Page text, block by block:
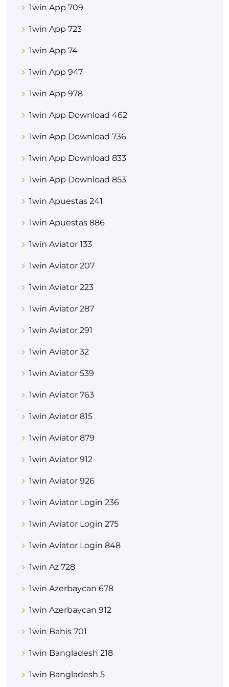
1win App 709
1win App 723
1win App 74
1win App 947
1win App 978
1win App Download 462
1win App Download 736
1win App Download 833
1win App Download 853
1win Apuestas 241
1win Apuestas 886
1win Aviator 133
1win Aviator 207
1win Aviator 223
1win Aviator 287
1win Aviator 291
1win Aviator 32
1win Aviator 539
1win Aviator 763
1win Aviator 815
1win Aviator 879
1win Aviator 912
1win Aviator 926
1win Aviator Login 236
1win Aviator Login 275
1win Aviator Login 848
1win Az 728
1win Azerbaycan 678
1win Azerbaycan 912
1win Bahis 701
1win Bangladesh 218
1win Bangladesh 5